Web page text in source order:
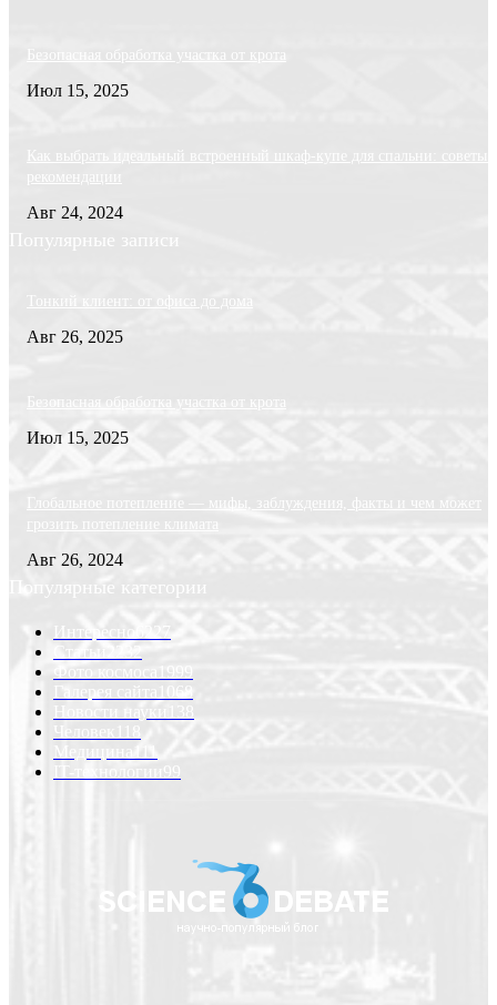
Безопасная обработка участка от крота
Июл 15, 2025
Как выбрать идеальный встроенный шкаф-купе для спальни: советы
рекомендации
Авг 24, 2024
Популярные записи
Тонкий клиент: от офиса до дома
Авг 26, 2025
Безопасная обработка участка от крота
Июл 15, 2025
Глобальное потепление — мифы, заблуждения, факты и чем может
грозить потепление климата
Авг 26, 2024
Популярные категории
Интересно
Статьи
Фото космоса
1999
Галерея сайта 1068
Новости науки
Человек
Медицина
IT-технологии99